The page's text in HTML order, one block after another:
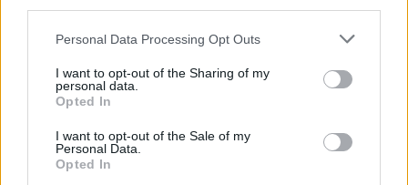
Personal Data Processing Opt Outs
I want to opt-out of the Sharing of my
personal data.
Opted In
I want to opt-out of the Sale of my
Personal Data.
Opted In
V Japonsku, které bojuje s extrémními vedry, uhynuly
4.8.2026 12:42 (ČTK)
Diskuse: 2
Tři lvice v zoologické zahradě v
horka. Japonsko se toto léto
potýká s vlnami extrémních
veder, napsal zpravodajský server